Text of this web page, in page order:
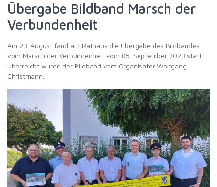
Übergabe Bildband Marsch der
Verbundenheit
Am 23. August fand am Rathaus die Übergabe des Bildbandes
vom Marsch der Verbundenheit vom 05. September 2023 statt.
Überreicht wurde der Bildband vom Organisator Wolfgang
Christmann.